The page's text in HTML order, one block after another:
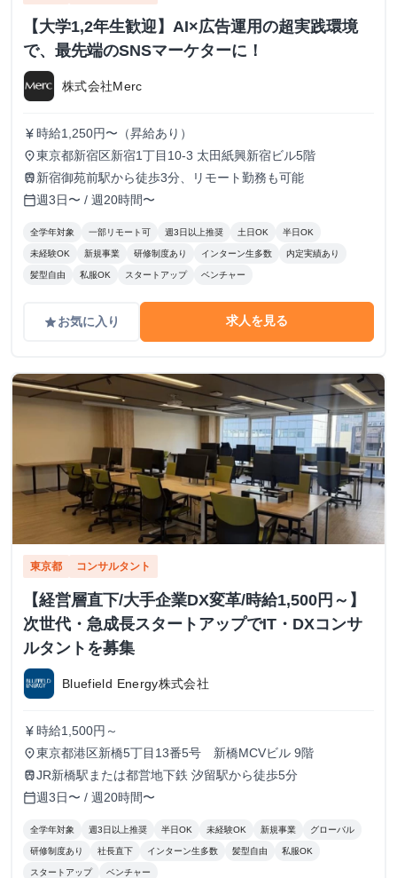
【大学1,2年生歓迎】AI×広告運用の超実践環境
で、最先端のSNSマーケターに！
株式会社Merc
currency_yen 時給1,250円〜（昇給あり）
place東京都新宿区新宿1丁目10-3 太田紙興新宿ビル5階
train 新宿御苑前駅から徒歩3分、リモート勤務も可能
calendar_today週3日〜 / 週20時間〜
全学年対象 一部リモート可 週3日以上推奨 土日OK 半日OK
未経験OK 新規事業 研修制度あり インターン生多数 内定実績あり
髪型自由 私服OK スタートアップ ベンチャー
gradeお気に入り 求人を見る
東京都 コンサルタント
【経営層直下/大手企業DX変革/時給1,500円～】
次世代・急成長スタートアップでIT・DXコンサ
ルタントを募集
Bluefield Energy株式会社
currency_yen 時給1,500円～
place東京都港区新橋5丁目13番5号 新橋MCVビル 9階
trainJR新橋駅または都営地下鉄 汐留駅から徒歩5分
calendar_today週3日〜 / 週20時間〜
全学年対象 週3日以上推奨 半日OK 未経験OK 新規事業 グローバル
研修制度あり 社長直下 インターン生多数 髪型自由 私服OK
スタートアップ ベンチャー